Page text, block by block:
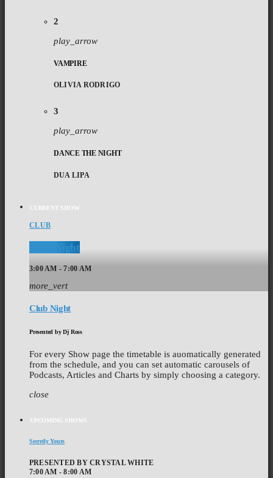
2
play_arrow
VAMPIRE
OLIVIA RODRIGO
3
play_arrow
DANCE THE NIGHT
DUA LIPA
CURRENT SHOW
CLUB
Club Night
3:00 AM - 7:00 AM
more_vert
Club Night
Presented by Dj Ross
For every Show page the timetable is auomatically generated
from the schedule, and you can set automatic carousels of
Podcasts, Articles and Charts by simply choosing a category.
close
UPCOMING SHOWS
Secretly Yours
PRESENTED BY CRYSTAL WHITE
7:00 AM - 8:00 AM